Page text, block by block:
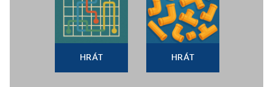
HRÁT HRÁT